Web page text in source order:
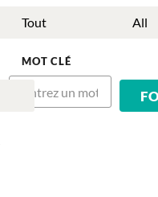
MOT CLÉ